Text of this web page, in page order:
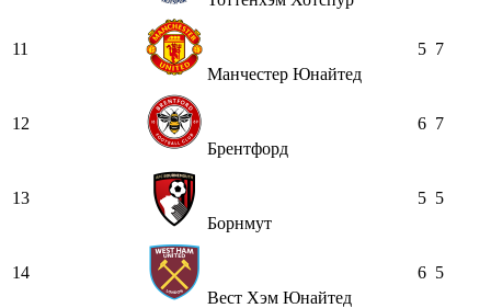
11
Манчестер Юнайтед
5 7
12
Брентфорд
6 7
13
Борнмут
5 5
14
Вест Хэм Юнайтед
6 5